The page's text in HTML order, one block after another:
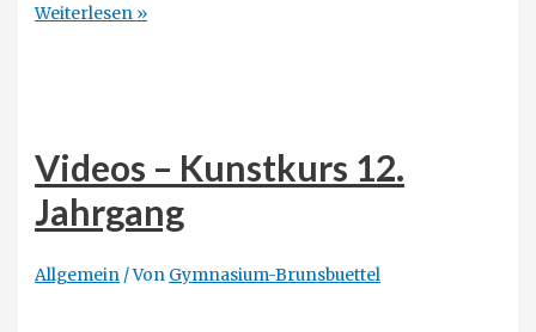
Datenschutzerklärung
Weiterlesen »
Videos – Kunstkurs 12.
Jahrgang
Allgemein / Von Gymnasium-Brunsbuettel